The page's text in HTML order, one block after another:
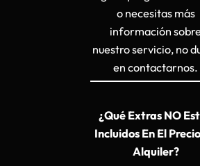
o necesitas más
información
nuestro servicio, no
en contactarnos.
¿Qué Extras NO
Incluidos En El
Alquiler?